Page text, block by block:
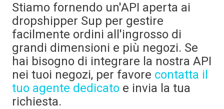
Stiamo fornendo un'API aperta ai
dropshipper Sup per gestire
facilmente ordini all'ingrosso di
grandi dimensioni e più negozi. Se
hai bisogno di integrare la nostra API
nei tuoi negozi, per favore contatta il
tuo agente dedicato e invia la tua
richiesta.